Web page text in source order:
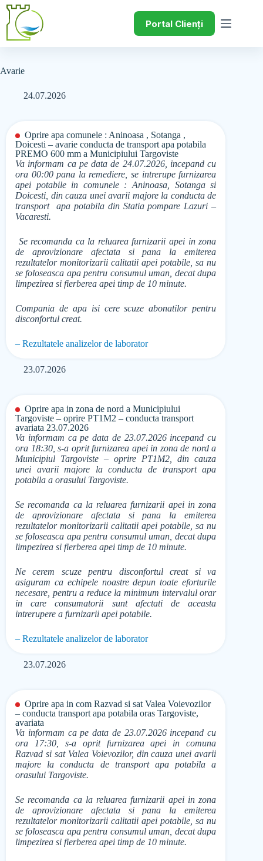
Portal Clienți
Avarie
24.07.2026
Oprire apa comunele : Aninoasa , Sotanga ,
Doicesti – avarie conducta de transport apa potabila
PREMO 600 mm a Municipiului Targoviste
Va informam ca pe data de 24.07.2026, incepand cu
ora 00:00 pana la remediere, se intrerupe furnizarea
apei potabile in comunele : Aninoasa, Sotanga si
Doicesti, din cauza unei avarii majore la conducta de
transport apa potabila din Statia pompare Lazuri –
Vacaresti.
Se recomanda ca la reluarea furnizarii apei in zona
de aprovizionare afectata si pana la emiterea
rezultatelor monitorizarii calitatii apei potabile, sa nu
se foloseasca apa pentru consumul uman, decat dupa
limpezirea si fierberea apei timp de 10 minute.
Compania de apa isi cere scuze abonatilor pentru
disconfortul creat.
– Rezultatele analizelor de laborator
23.07.2026
Oprire apa in zona de nord a Municipiului
Targoviste – oprire PT1M2 – conducta transport
avariata 23.07.2026
Va informam ca pe data de 23.07.2026 incepand cu
ora 18:30, s-a oprit furnizarea apei in zona de nord a
Municipiul Targoviste – oprire PT1M2, din cauza
unei avarii majore la conducta de transport apa
potabila a orasului Targoviste.
Se recomanda ca la reluarea furnizarii apei in zona
de aprovizionare afectata si pana la emiterea
rezultatelor monitorizarii calitatii apei potabile, sa nu
se foloseasca apa pentru consumul uman, decat dupa
limpezirea si fierberea apei timp de 10 minute.
Ne cerem scuze pentru disconfortul creat si va
asiguram ca echipele noastre depun toate eforturile
necesare, pentru a reduce la minimum intervalul orar
in care consumatorii sunt afectati de aceasta
intrerupere a furnizarii apei potabile.
– Rezultatele analizelor de laborator
23.07.2026
Oprire apa in com Razvad si sat Valea Voievozilor
– conducta transport apa potabila oras Targoviste,
avariata
Va informam ca pe data de 23.07.2026 incepand cu
ora 17:30, s-a oprit furnizarea apei in comuna
Razvad si sat Valea Voievozilor, din cauza unei avarii
majore la conducta de transport apa potabila a
orasului Targoviste.
Se recomanda ca la reluarea furnizarii apei in zona
de aprovizionare afectata si pana la emiterea
rezultatelor monitorizarii calitatii apei potabile, sa nu
se foloseasca apa pentru consumul uman, decat dupa
limpezirea si fierberea apei timp de 10 minute.